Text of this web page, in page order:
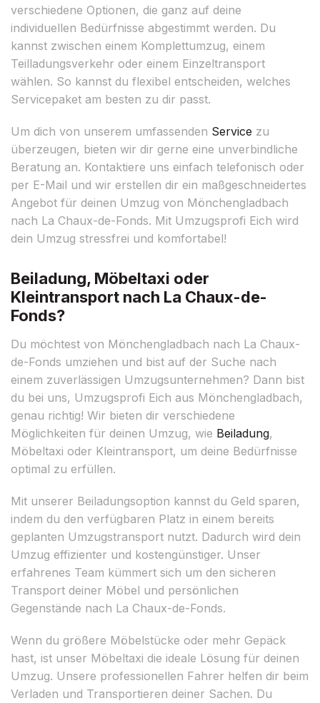
verschiedene Optionen, die ganz auf deine
individuellen Bedürfnisse abgestimmt werden. Du
kannst zwischen einem Komplettumzug, einem
Teilladungsverkehr oder einem Einzeltransport
wählen. So kannst du flexibel entscheiden, welches
Servicepaket am besten zu dir passt.
Um dich von unserem umfassenden Service zu
überzeugen, bieten wir dir gerne eine unverbindliche
Beratung an. Kontaktiere uns einfach telefonisch oder
per E-Mail und wir erstellen dir ein maßgeschneidertes
Angebot für deinen Umzug von Mönchengladbach
nach La Chaux-de-Fonds. Mit Umzugsprofi Eich wird
dein Umzug stressfrei und komfortabel!
Beiladung, Möbeltaxi oder
Kleintransport nach La Chaux-de-
Fonds?
Du möchtest von Mönchengladbach nach La Chaux-
de-Fonds umziehen und bist auf der Suche nach
einem zuverlässigen Umzugsunternehmen? Dann bist
du bei uns, Umzugsprofi Eich aus Mönchengladbach,
genau richtig! Wir bieten dir verschiedene
Möglichkeiten für deinen Umzug, wie Beiladung,
Möbeltaxi oder Kleintransport, um deine Bedürfnisse
optimal zu erfüllen.
Mit unserer Beiladungsoption kannst du Geld sparen,
indem du den verfügbaren Platz in einem bereits
geplanten Umzugstransport nutzt. Dadurch wird dein
Umzug effizienter und kostengünstiger. Unser
erfahrenes Team kümmert sich um den sicheren
Transport deiner Möbel und persönlichen
Gegenstände nach La Chaux-de-Fonds.
Wenn du größere Möbelstücke oder mehr Gepäck
hast, ist unser Möbeltaxi die ideale Lösung für deinen
Umzug. Unsere professionellen Fahrer helfen dir beim
Verladen und Transportieren deiner Sachen. Du